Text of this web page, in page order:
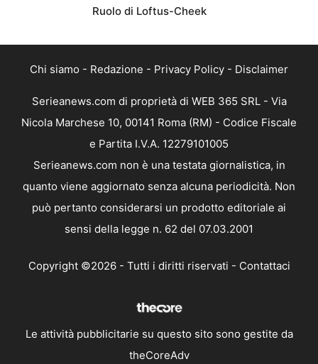
Ruolo di Loftus-Cheek
Chi siamo - Redazione - Privacy Policy - Disclaimer
Serieanews.com di proprietà di WEB 365 SRL - Via
Nicola Marchese 10, 00141 Roma (RM) - Codice Fiscale
e Partita I.V.A. 12279101005
Serieanews.com non è una testata giornalistica, in
quanto viene aggiornato senza alcuna periodicità. Non
può pertanto considerarsi un prodotto editoriale ai
sensi della legge n. 62 del 07.03.2001
Copyright ©2026 - Tutti i diritti riservati - Contattaci
Le attività pubblicitarie su questo sito sono gestite da
theCoreAdv